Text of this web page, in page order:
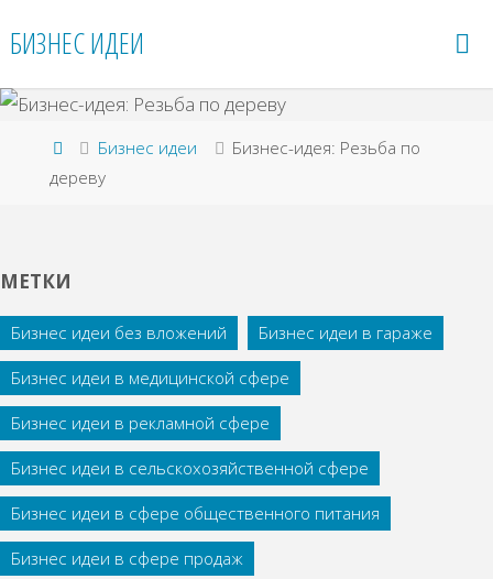
БИЗНЕС ИДЕИ
Главная
Бизнес идеи
Бизнес-идея: Резьба по
дереву
МЕТКИ
Бизнес идеи без вложений
Бизнес идеи в гараже
Бизнес идеи в медицинской сфере
Бизнес идеи в рекламной сфере
Бизнес идеи в сельскохозяйственной сфере
Бизнес идеи в сфере общественного питания
Бизнес идеи в сфере продаж